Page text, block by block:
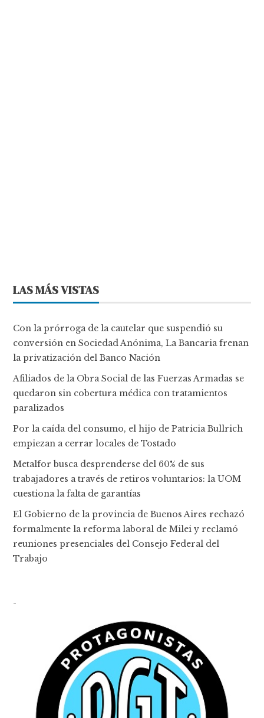
LAS MÁS VISTAS
Con la prórroga de la cautelar que suspendió su
conversión en Sociedad Anónima, La Bancaria frenan
la privatización del Banco Nación
Afiliados de la Obra Social de las Fuerzas Armadas se
quedaron sin cobertura médica con tratamientos
paralizados
Por la caída del consumo, el hijo de Patricia Bullrich
empiezan a cerrar locales de Tostado
Metalfor busca desprenderse del 60% de sus
trabajadores a través de retiros voluntarios: la UOM
cuestiona la falta de garantías
El Gobierno de la provincia de Buenos Aires rechazó
formalmente la reforma laboral de Milei y reclamó
reuniones presenciales del Consejo Federal del
Trabajo
-